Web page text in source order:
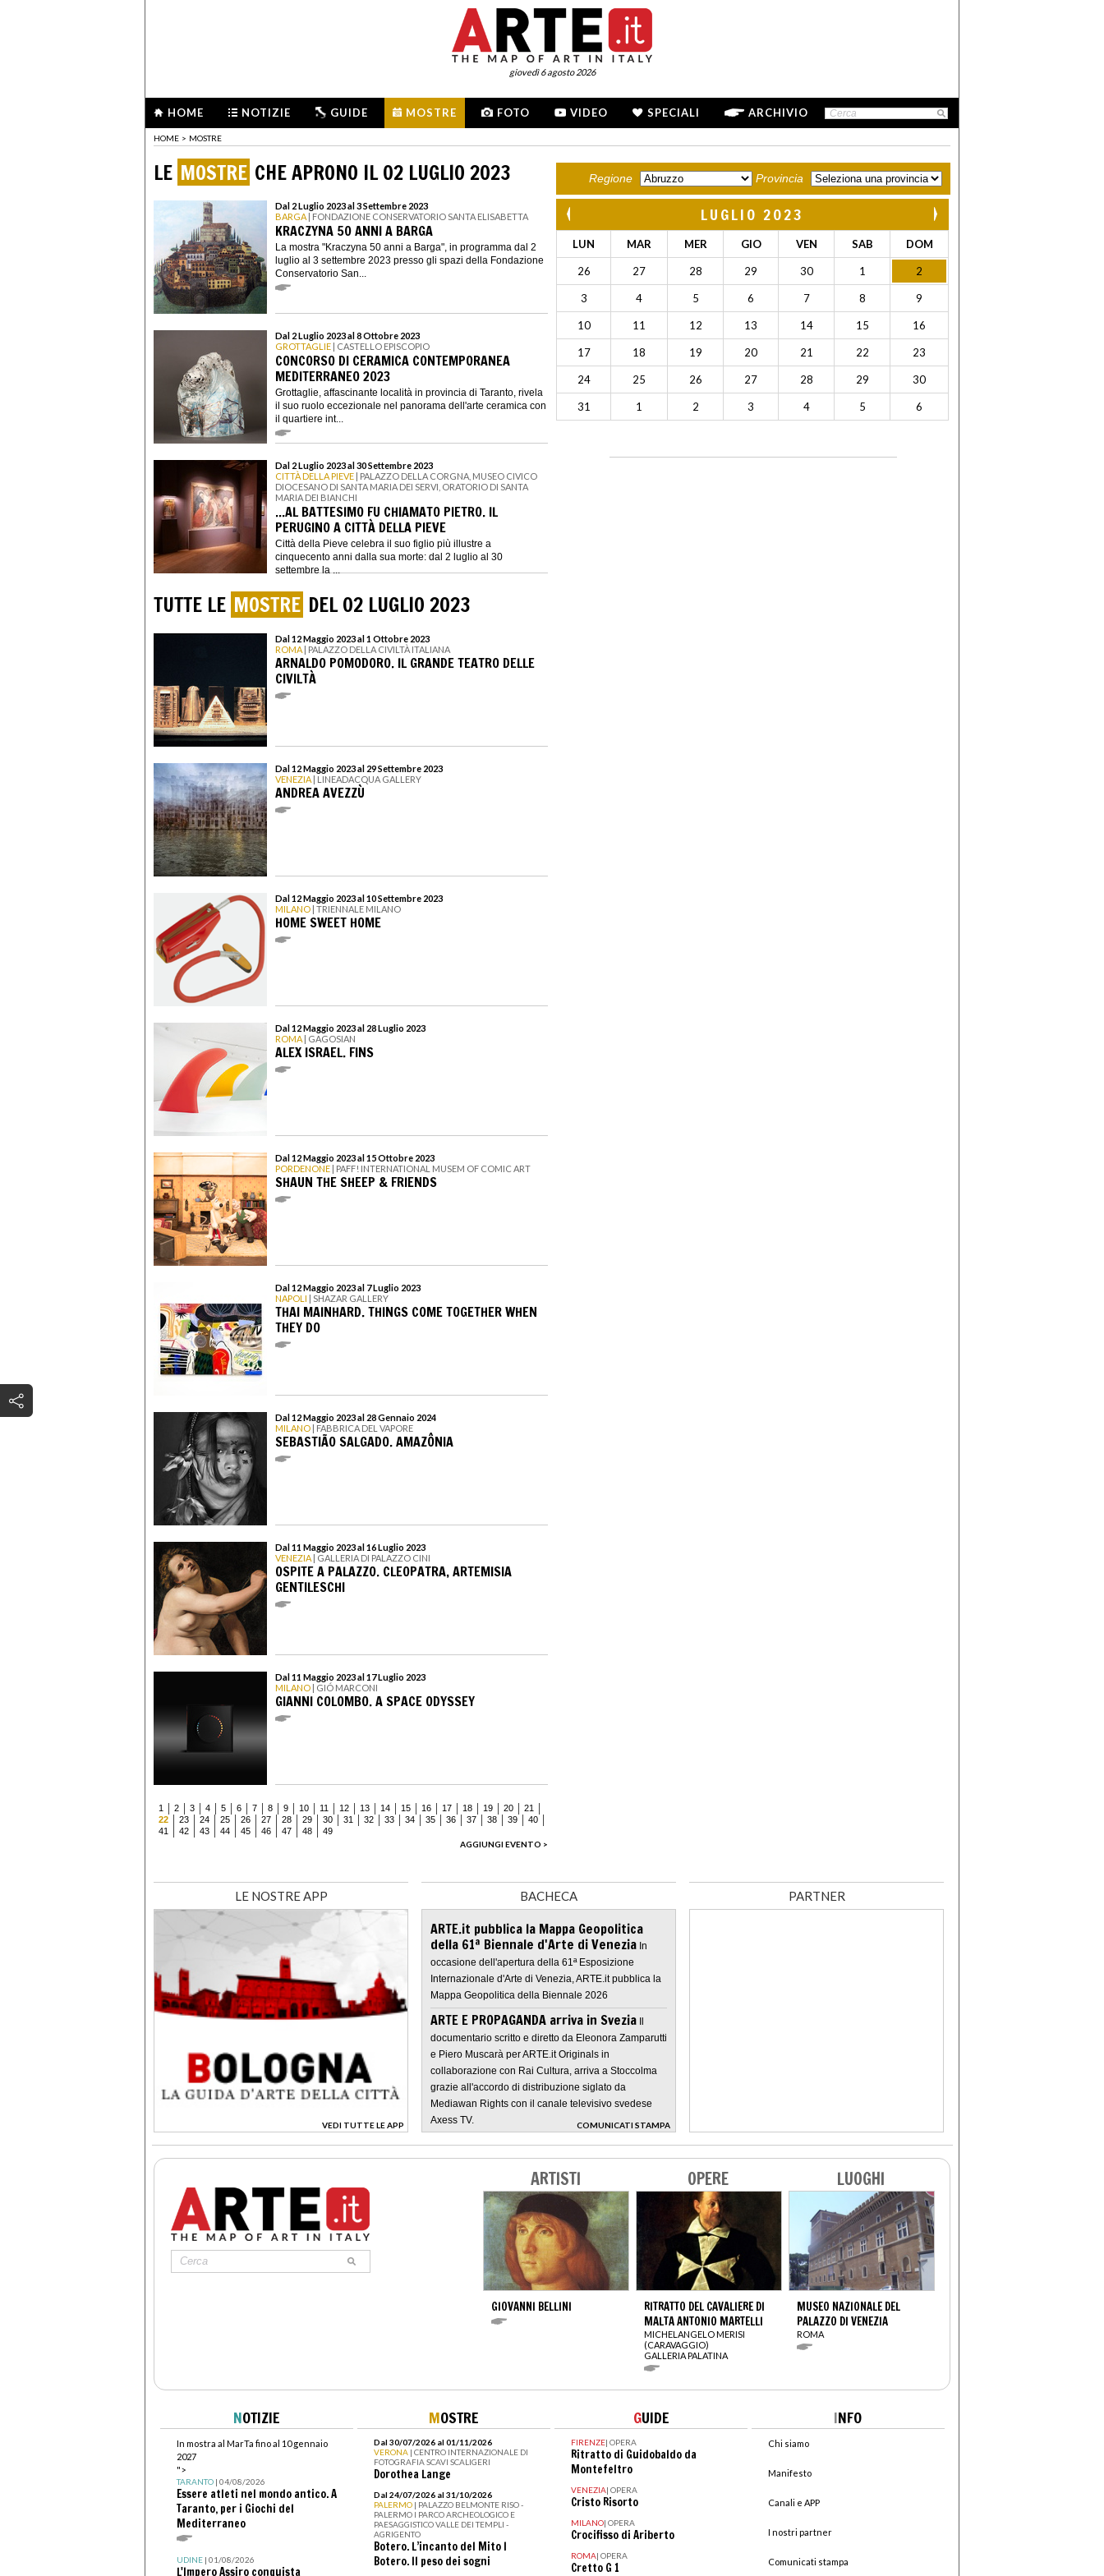
giovedì 6 agosto 2026
HOME NOTIZIE GUIDE MOSTRE FOTO VIDEO SPECIALI ARCHIVIO
HOME > MOSTRE
LE MOSTRE CHE APRONO IL 02 LUGLIO 2023
Dal 2 Luglio 2023 al 3 Settembre 2023
BARGA | FONDAZIONE CONSERVATORIO SANTA ELISABETTA
KRACZYNA 50 ANNI A BARGA
La mostra "Kraczyna 50 anni a Barga", in programma dal 2
luglio al 3 settembre 2023 presso gli spazi della Fondazione
Conservatorio San...
Dal 2 Luglio 2023 al 8 Ottobre 2023
GROTTAGLIE | CASTELLO EPISCOPIO
CONCORSO DI CERAMICA CONTEMPORANEA
MEDITERRANEO 2023
Grottaglie, affascinante località in provincia di Taranto, rivela
il suo ruolo eccezionale nel panorama dell'arte ceramica con
il quartiere int...
Dal 2 Luglio 2023 al 30 Settembre 2023
CITTÀ DELLA PIEVE | PALAZZO DELLA CORGNA, MUSEO CIVICO
DIOCESANO DI SANTA MARIA DEI SERVI, ORATORIO DI SANTA
MARIA DEI BIANCHI
...AL BATTESIMO FU CHIAMATO PIETRO. IL
PERUGINO A CITTÀ DELLA PIEVE
Città della Pieve celebra il suo figlio più illustre a
cinquecento anni dalla sua morte: dal 2 luglio al 30
settembre la ...
TUTTE LE MOSTRE DEL 02 LUGLIO 2023
Dal 12 Maggio 2023 al 1 Ottobre 2023
ROMA | PALAZZO DELLA CIVILTÀ ITALIANA
ARNALDO POMODORO. IL GRANDE TEATRO DELLE
CIVILTÀ
Dal 12 Maggio 2023 al 29 Settembre 2023
VENEZIA | LINEADACQUA GALLERY
ANDREA AVEZZÙ
Dal 12 Maggio 2023 al 10 Settembre 2023
MILANO | TRIENNALE MILANO
HOME SWEET HOME
Dal 12 Maggio 2023 al 28 Luglio 2023
ROMA | GAGOSIAN
ALEX ISRAEL. FINS
Dal 12 Maggio 2023 al 15 Ottobre 2023
PORDENONE | PAFF! INTERNATIONAL MUSEM OF COMIC ART
SHAUN THE SHEEP & FRIENDS
Dal 12 Maggio 2023 al 7 Luglio 2023
NAPOLI | SHAZAR GALLERY
THAI MAINHARD. THINGS COME TOGETHER WHEN
THEY DO
Dal 12 Maggio 2023 al 28 Gennaio 2024
MILANO | FABBRICA DEL VAPORE
SEBASTIÃO SALGADO. AMAZÔNIA
Dal 11 Maggio 2023 al 16 Luglio 2023
VENEZIA | GALLERIA DI PALAZZO CINI
OSPITE A PALAZZO. CLEOPATRA, ARTEMISIA
GENTILESCHI
Dal 11 Maggio 2023 al 17 Luglio 2023
MILANO | GIÓ MARCONI
GIANNI COLOMBO. A SPACE ODYSSEY
1 2 3 4 5 6 7 8 9 10 11 12 13 14 15 16 17 18 19 20
21
22
23 24 25 26 27 28 29 30 31 32 33 34 35 36 37 38 39
40
41
42 43 44 45 46 47 48
49
AGGIUNGI EVENTO >
Regione Provincia
LUGLIO 2023
LUN MAR MER GIO VEN SAB DOM
26 27 28 29 30 1 2
3 4 5 6 7 8 9
10 11 12 13 14 15 16
17 18 19 20 21 22 23
24 25 26 27 28 29 30
31 1 2 3 4 5 6
LE NOSTRE APP
VEDI TUTTE LE APP
>
BACHECA
ARTE.it pubblica la Mappa Geopolitica
della 61ª Biennale d'Arte di Venezia In
occasione dell'apertura della 61ª Esposizione
Internazionale d'Arte di Venezia, ARTE.it pubblica la
Mappa Geopolitica della Biennale 2026
ARTE E PROPAGANDA arriva in Svezia Il
documentario scritto e diretto da Eleonora Zamparutti
e Piero Muscarà per ARTE.it Originals in
collaborazione con Rai Cultura, arriva a Stoccolma
grazie all'accordo di distribuzione siglato da
Mediawan Rights con il canale televisivo svedese
Axess TV.
COMUNICATI STAMPA
>
PARTNER
ARTISTI
GIOVANNI BELLINI
OPERE
RITRATTO DEL CAVALIERE DI
MALTA ANTONIO MARTELLI
MICHELANGELO MERISI
(CARAVAGGIO)
GALLERIA PALATINA
LUOGHI
MUSEO NAZIONALE DEL
PALAZZO DI VENEZIA
ROMA
NOTIZIE
In mostra al MarTa fino al 10 gennaio
2027
">
TARANTO| 04/08/2026
Essere atleti nel mondo antico. A
Taranto, per i Giochi del
Mediterraneo
UDINE| 01/08/2026
L'Impero Assiro conquista
MOSTRE
Dal 30/07/2026 al 01/11/2026
VERONA | CENTRO INTERNAZIONALE DI
FOTOGRAFIA SCAVI SCALIGERI
Dorothea Lange
Dal 24/07/2026 al 31/10/2026
PALERMO | PALAZZO BELMONTE RISO -
PALERMO I PARCO ARCHEOLOGICO E
PAESAGGISTICO VALLE DEI TEMPLI -
AGRIGENTO
Botero. L’incanto del Mito I
Botero. Il peso dei sogni
GUIDE
FIRENZE| OPERA
Ritratto di Guidobaldo da
Montefeltro
VENEZIA| OPERA
Cristo Risorto
MILANO| OPERA
Crocifisso di Ariberto
ROMA| OPERA
Cretto G 1
INFO
Chi siamo
Manifesto
Canali e APP
I nostri partner
Comunicati stampa